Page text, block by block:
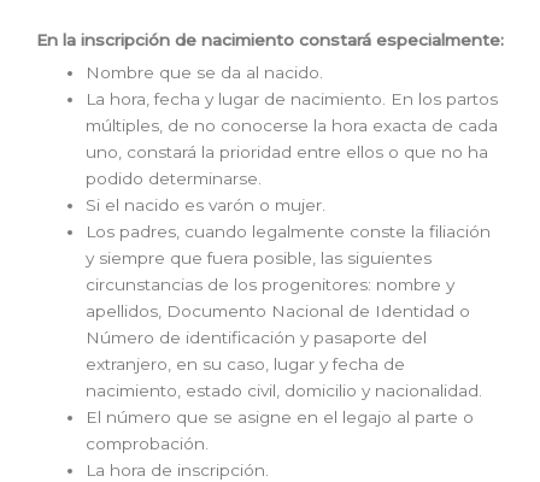
En la inscripción de nacimiento constará especialmente:
Nombre que se da al nacido.
La hora, fecha y lugar de nacimiento. En los partos
múltiples, de no conocerse la hora exacta de cada
uno, constará la prioridad entre ellos o que no ha
podido determinarse.
Si el nacido es varón o mujer.
Los padres, cuando legalmente conste la filiación
y siempre que fuera posible, las siguientes
circunstancias de los progenitores: nombre y
apellidos, Documento Nacional de Identidad o
Número de identificación y pasaporte del
extranjero, en su caso, lugar y fecha de
nacimiento, estado civil, domicilio y nacionalidad.
El número que se asigne en el legajo al parte o
comprobación.
La hora de inscripción.